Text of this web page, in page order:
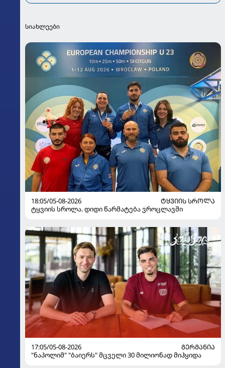
სიახლეები
18:05/05-08-2026
ᲢᲧᲕᲘᲘᲡ ᲡᲠᲝᲚᲐ
ტყვიის სროლა. დიდი წარმატება ვროცლავში
17:05/05-08-2026
ᲒᲔᲠᲛᲐᲜᲘᲐ
"ნაპოლიმ" "ბაიერს" მცველი 30 მილიონად მიჰყიდა